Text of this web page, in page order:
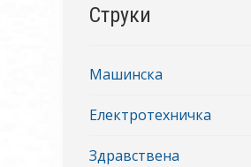
Струки
Машинска
Електротехничка
Здравствена